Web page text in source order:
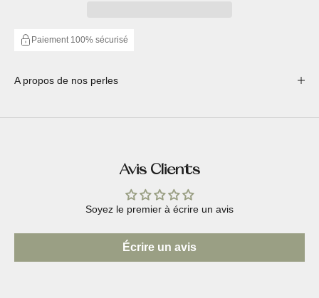
Paiement 100% sécurisé
A propos de nos perles
Avis Clients
Soyez le premier à écrire un avis
Écrire un avis